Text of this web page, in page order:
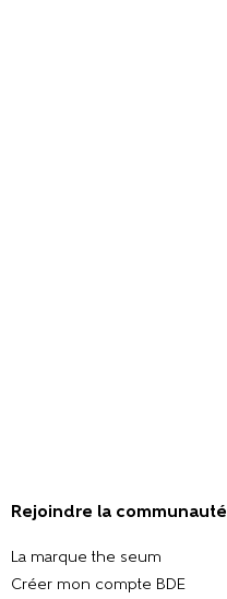
Rejoindre la communauté
La marque the seum
Créer mon compte BDE